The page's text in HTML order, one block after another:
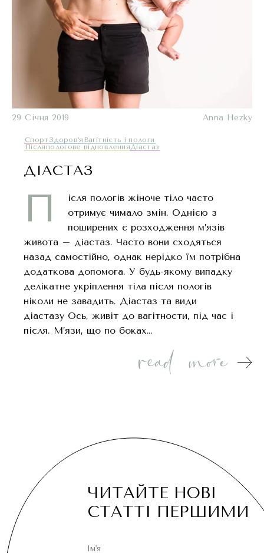
29 Січня 2019 Anna Hezky
Спорт Здоров’я Вагітність і пологи
Післяпологове відновленняДіастаз
ДІАСТАЗ
П
ісля пологів жіноче тіло часто
отримує чимало змін. Однією з
поширених є розходження м’язів
живота – діастаз. Часто вони сходяться
назад самостійно, однак нерідко їм потрібна
додаткова допомога. У будь-якому випадку
делікатне укріплення тіла після пологів
ніколи не завадить. Діастаз та види
діастазу Ось, живіт до вагітности, під час і
після. М’язи, що по боках…
ЧИТАЙТЕ НОВІ
СТАТТІ ПЕРШИМИ